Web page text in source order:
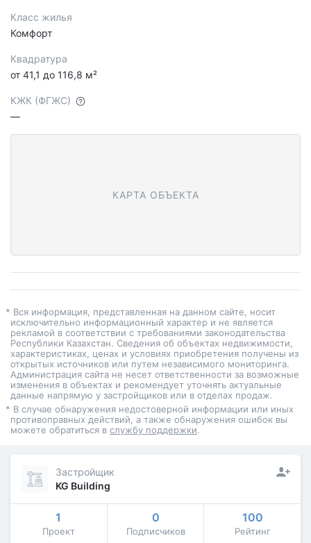
Класс жилья
Комфорт
Квадратура
от 41,1 до 116,8 м²
КЖК (ФГЖС)
—
КАРТА ОБЪЕКТА
* Вся информация, представленная на данном сайте, носит
исключительно информационный характер и не является
рекламой в соответствии с требованиями законодательства
Республики Казахстан. Сведения об объектах недвижимости,
характеристиках, ценах и условиях приобретения получены из
открытых источников или путем независимого мониторинга.
Администрация сайта не несет ответственности за возможные
изменения в объектах и рекомендует уточнять актуальные
данные напрямую у застройщиков или в отделах продаж.
* В случае обнаружения недостоверной информации или иных
противоправных действий, а также обнаружения ошибок вы
можете обратиться в службу поддержки.
Застройщик
KG Building
1
Проект
0
Подписчиков
100
Рейтинг